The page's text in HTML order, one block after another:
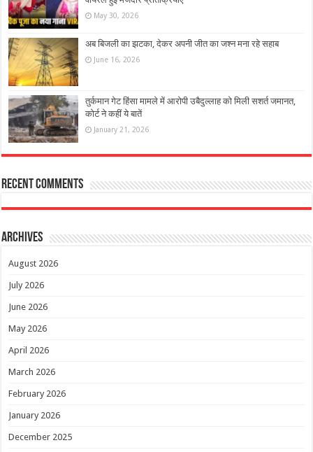
May 30, 2026
अब बिजली का झटका, देकर अपनी जीत का जश्न मना रहे सहाब
June 16, 2026
तुर्कमान गेट हिंसा मामले में आरोपी उबैदुल्लाह को मिली सशर्त जमानत,
कोर्ट ने कहीं ये बातें
January 21, 2026
Recent Comments
Archives
August 2026
July 2026
June 2026
May 2026
April 2026
March 2026
February 2026
January 2026
December 2025